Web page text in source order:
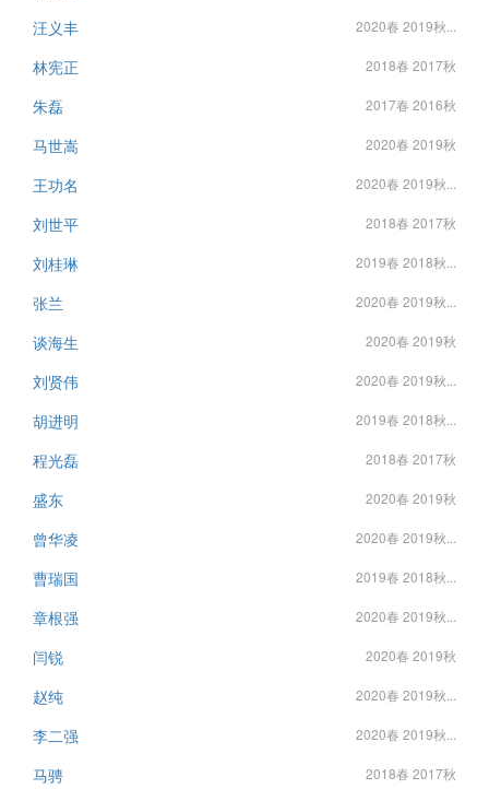
汪义丰 2020春 2019秋...
林宪正 2018春 2017秋
朱磊 2017春 2016秋
马世嵩 2020春 2019秋
王功名 2020春 2019秋...
刘世平 2018春 2017秋
刘桂琳 2019春 2018秋...
张兰 2020春 2019秋...
谈海生 2020春 2019秋
刘贤伟 2020春 2019秋...
胡进明 2019春 2018秋...
程光磊 2018春 2017秋
盛东 2020春 2019秋
曾华凌 2020春 2019秋...
曹瑞国 2019春 2018秋...
章根强 2020春 2019秋...
闫锐 2020春 2019秋
赵纯 2020春 2019秋...
李二强 2020春 2019秋...
马骋 2018春 2017秋